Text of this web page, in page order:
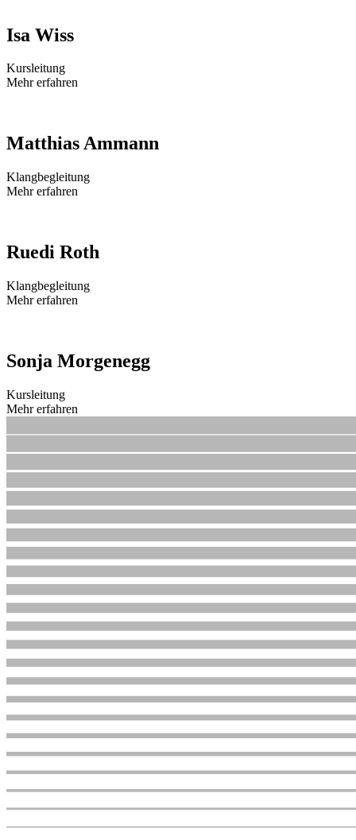
Isa Wiss
Kursleitung
Mehr erfahren
Matthias Ammann
Klangbegleitung
Mehr erfahren
Ruedi Roth
Klangbegleitung
Mehr erfahren
Sonja Morgenegg
Kursleitung
Mehr erfahren